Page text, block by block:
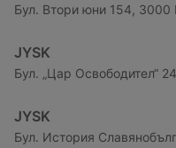
Бул. Втори юни 154, 3000
JYSK
Бул. „Цар Освободител“
JYSK
Бул. История